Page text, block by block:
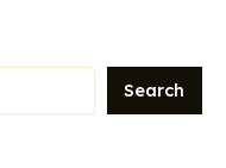
Search